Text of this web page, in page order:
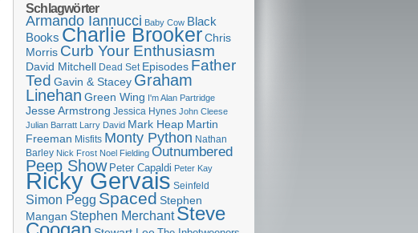
Schlagwörter
Armando Iannucci Baby Cow Black
Books Charlie BrookerChris
Morris Curb Your Enthusiasm
David Mitchell Dead Set Episodes Father
Ted Gavin & Stacey Graham
Linehan Green Wing I'm Alan Partridge
Jesse Armstrong Jessica Hynes John Cleese
Julian Barratt Larry David Mark Heap Martin
Freeman Misfits Monty Python Nathan
Barley Nick Frost Noel Fielding Outnumbered
Peep Show Peter Capaldi Peter Kay
Ricky Gervais Seinfeld
Simon Pegg Spaced Stephen
Mangan Stephen Merchant Steve